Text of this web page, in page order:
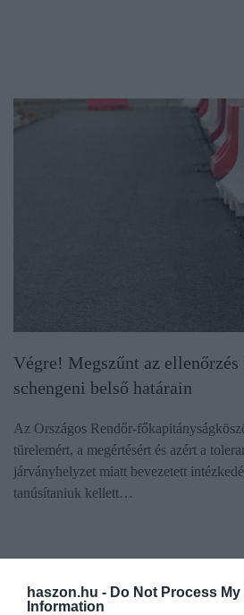
haszon.hu - Do Not Process My
Information
Végre! Megszűnt az ellenőrzés
schengeni belső határain
Az Országos Rendőr-
türelemért, a megértésért és azért a
járványhelyzet miatt bevezetett
tanúsítaniuk kellett…